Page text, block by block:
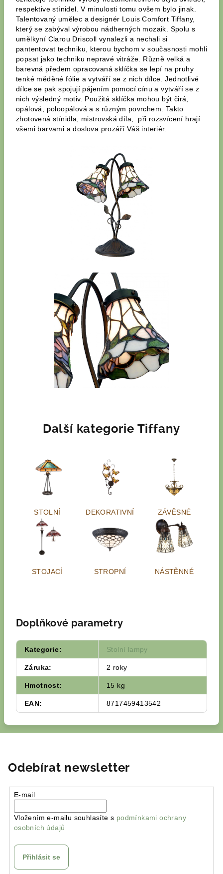
respektive stínidel. V minulosti tomu ovšem bylo jinak.
Talentovaný umělec a designér Louis Comfort Tiffany,
který se zabýval výrobou nádherných mozaik. Spolu s
umělkyní Clarou Driscoll vynalezli a nechali si
pantentovat techniku, kterou bychom v současnosti mohli
popsat jako techniku nepravé vitráže. Různě velká a
barevná předem opracovaná sklíčka se lepí na pruhy
tenké měděné fólie a vytváří se z nich dílce. Jednotlivé
dílce se pak spojují pájením pomocí cínu a vytváří se z
nich výsledný motiv. Použitá sklíčka mohou být čirá,
opálová, poloopálová a s různým povrchem. Takto
zhotovená stínidla, mistrovská díla, při rozsvícení hrají
všemi barvami a doslova prozáří Váš interiér.
Další kategorie Tiffany
STOLNÍ DEKORATIVNÍ ZÁVĚSNÉ
STOJACÍ STROPNÍ NÁSTĚNNÉ
Doplňkové parametry
Kategorie: Stolní lampy
Záruka: 2 roky
Hmotnost: 15 kg
EAN: 8717459413542
Odebírat newsletter
E-mail
Vložením e-mailu souhlasíte s podmínkami ochrany
osobních údajů
Přihlásit se